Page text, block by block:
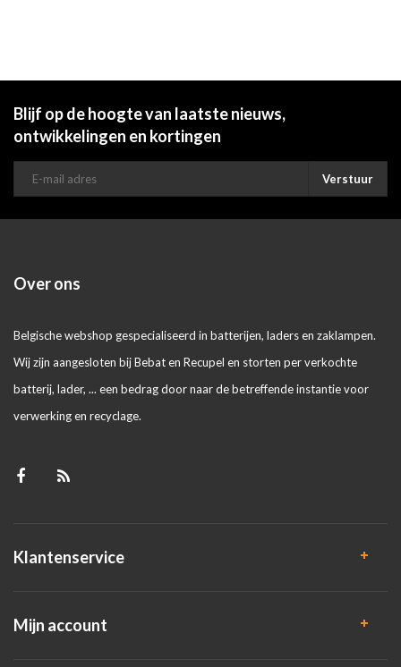
Blijf op de hoogte van laatste nieuws,
ontwikkelingen en kortingen
Verstuur
Over ons
Belgische webshop gespecialiseerd in batterijen, laders en zaklampen.
Wij zijn aangesloten bij Bebat en Recupel en storten per verkochte
batterij, lader, ... een bedrag door naar de betreffende instantie voor
verwerking en recyclage.
Klantenservice
Mijn account